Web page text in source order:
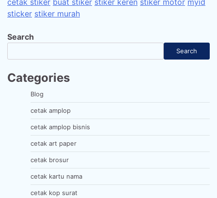
sticker stiker murah
Search
Search
Categories
Blog
cetak amplop
cetak amplop bisnis
cetak art paper
cetak brosur
cetak kartu nama
cetak kop surat